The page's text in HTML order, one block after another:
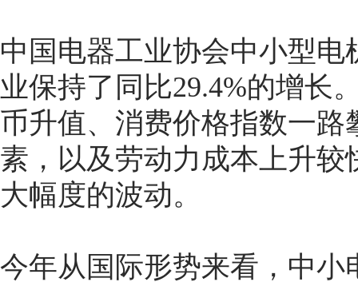
中国电器工业协会中小型
业保持了同比29.4%的增长
币升值、消费价格指数一
素，以及劳动力成本上升
大幅度的波动。
今年从国际形势来看，中